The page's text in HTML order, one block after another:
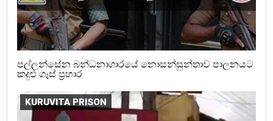
පල්ලන්සේන බන්ධනාගාරයේ නොසන්සුන්තාව පාලනයට
කදුළු ගෑස් ප්‍රහාර
KURUVITA PRISON